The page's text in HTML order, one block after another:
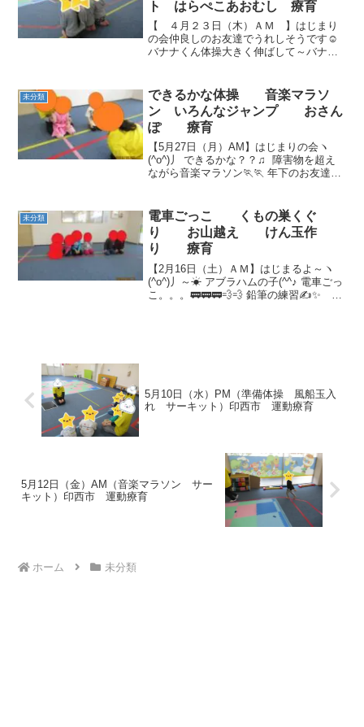
ト はらぺこあおむし 療育
【 ４月２３日（木）ＡＭ 】はじまり
の会仲良しのお友達でうれしそうです☺
バナナくん体操大きく伸ばして～バナナ
せて走りました！！ 音楽が止まったらピ
タッ。 平均台に...
未分類
できるかな体操 音楽マラソ
ン いろんなジャンプ おさん
ぽ 療育
【5月27日（月）AM】はじまりの会ヽ
(^o^)丿 できるかな？？♫ 障害物を超え
ながら音楽マラソン🏃🏃 年下のお友達の
っくりお手本を見ています✨ サーキッ
ト...
未分類
電車ごっこ くもの巣くぐ
り お山越え けん玉作
り 療育
【2月16日（土）ＡＭ】はじまるよ～ヽ
(^o^)丿～☀ アブラハムの子(^^♪ 電車ごっ
こ。。。🚃🚃🚃💨💨 鉛筆の練習✍✨ み
5月10日（水）PM（準備体操 風船玉入
れ サーキット）印西市 運動療育
5月12日（金）AM（音楽マラソン サー
キット）印西市 運動療育
ホーム 未分類